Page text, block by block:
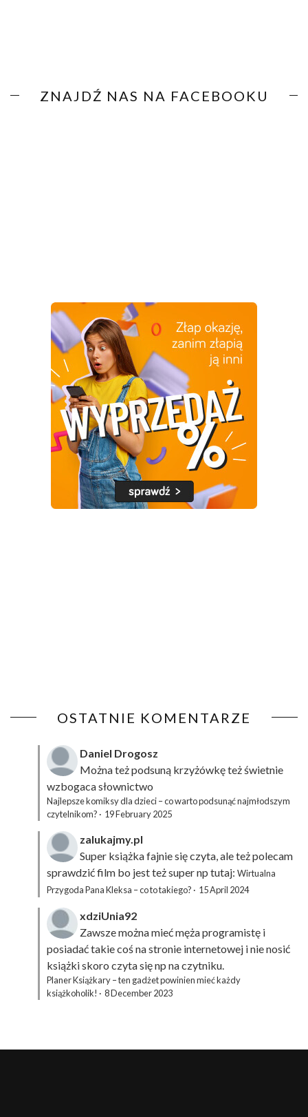
ZNAJDŹ NAS NA FACEBOOKU
OSTATNIE KOMENTARZE
Daniel Drogosz
Można też podsuną krzyżówkęteż świetnie
wzbogaca słownictwo
Najlepsze komiksy dla dzieci – co warto podsunąć najmłodszym
czytelnikom? · 19 February 2025
zalukajmy.pl
Super książka fajnie się czyta, ale też polecam
sprawdzić film bo jest też super np tutaj: Wirtualna
Przygoda Pana Kleksa – co to takiego? · 15 April 2024
xdziUnia92
Zawsze można mieć męża programistę i
posiadać takie coś na stronie internetowej i nie nosić
książki skoro czyta się np na czytniku.
Planer Książkary – ten gadżet powinien mieć każdy
książkoholik! · 8 December 2023